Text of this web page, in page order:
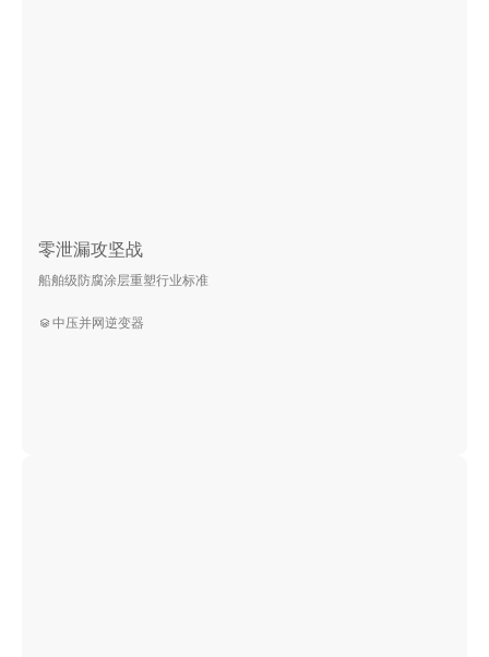
零泄漏攻坚战
船舶级防腐涂层重塑行业标准
中压并网逆变器